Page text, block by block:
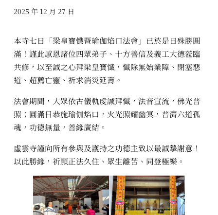
2025 年 12 月 27 日
本寺七日「梁皇寶懺暨瑜伽焰口法會」已於是日殊勝圓
滿！謹此感恩諸位四眾弟子、十方善信及義工大德蒞臨
共修，以至誠之心拜梁皇寶懺，懺除無始業障、閉塞惡
道、超薦亡靈、祈求消災延壽。
法會期間，大眾依古儀軌虔誠拜懺，法音宣流，佛光普
照；圓滿日恭施瑜伽焰口，火光照耀幽冥，普濟六道孤
魂，功德無量，善緣廣結。
虛雲寺謹向所有參與及護持之功德主致以最誠摯謝意！
以此勝緣，祈願正法久住、眾生離苦、同登極樂。